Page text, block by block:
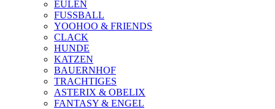
EULEN
FUSSBALL
YOOHOO & FRIENDS
CLACK
HUNDE
KATZEN
BAUERNHOF
TRACHTIGES
ASTERIX & OBELIX
FANTASY & ENGEL